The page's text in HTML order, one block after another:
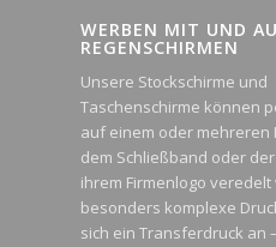
WERBEN MIT UND
REGENSCHIRMEN
Unsere Stockschirme und
Taschenschirme können
auf einem oder mehreren
dem Schließband oder
ihrem Firmenlogo veredelt
besonders komplexe
sich ein Transferdruck an